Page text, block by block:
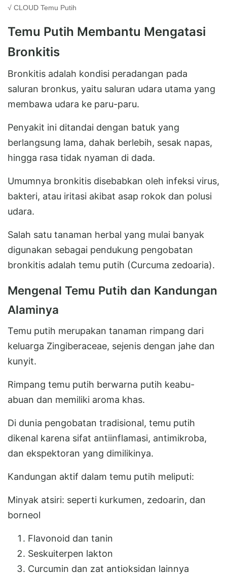
√ CLOUD Temu Putih
Temu Putih Membantu Mengatasi
Bronkitis
Bronkitis adalah kondisi peradangan pada
saluran bronkus, yaitu saluran udara utama yang
membawa udara ke paru-paru.
Penyakit ini ditandai dengan batuk yang
berlangsung lama, dahak berlebih, sesak napas,
hingga rasa tidak nyaman di dada.
Umumnya bronkitis disebabkan oleh infeksi virus,
bakteri, atau iritasi akibat asap rokok dan polusi
udara.
Salah satu tanaman herbal yang mulai banyak
digunakan sebagai pendukung pengobatan
bronkitis adalah temu putih (Curcuma zedoaria).
Mengenal Temu Putih dan Kandungan
Alaminya
Temu putih merupakan tanaman rimpang dari
keluarga Zingiberaceae, sejenis dengan jahe dan
kunyit.
Rimpang temu putih berwarna putih keabu-
abuan dan memiliki aroma khas.
Di dunia pengobatan tradisional, temu putih
dikenal karena sifat antiinflamasi, antimikroba,
dan ekspektoran yang dimilikinya.
Kandungan aktif dalam temu putih meliputi:
Minyak atsiri: seperti kurkumen, zedoarin, dan
borneol
Flavonoid dan tanin
Seskuiterpen lakton
Curcumin dan zat antioksidan lainnya